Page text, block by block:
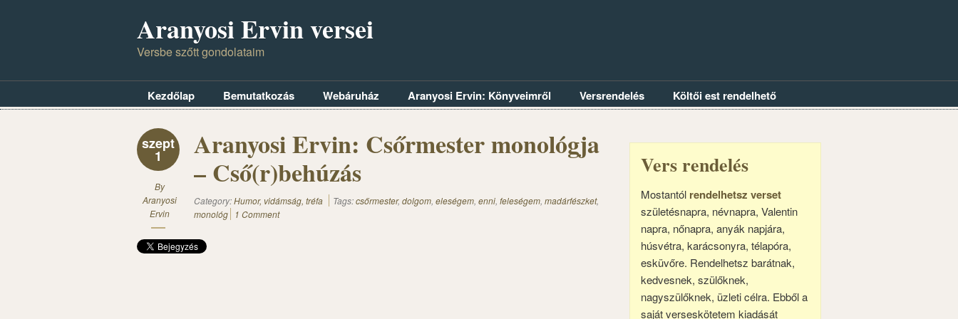
Aranyosi Ervin versei
Versbe szőtt gondolataim
Kezdőlap Bemutatkozás Webáruház Aranyosi Ervin: Könyveimről Versrendelés Költői est rendelhető
szept
1
By
Aranyosi
Ervin
Aranyosi Ervin: Csőrmester monológja
– Cső(r)behúzás
Category:Humor, vidámság, tréfa Tags:csőrmester, dolgom, eleségem, enni, feleségem, madárfészket,
monológ
1 Comment
Vers rendelés
Mostantól rendelhetsz verset
születésnapra, névnapra, Valentin
napra, nőnapra, anyák napjára,
húsvétra, karácsonyra, télapóra,
esküvőre. Rendelhetsz barátnak,
kedvesnek, szülőknek,
nagyszülőknek, üzleti célra. Ebből a
saját verseskötetem kiadását